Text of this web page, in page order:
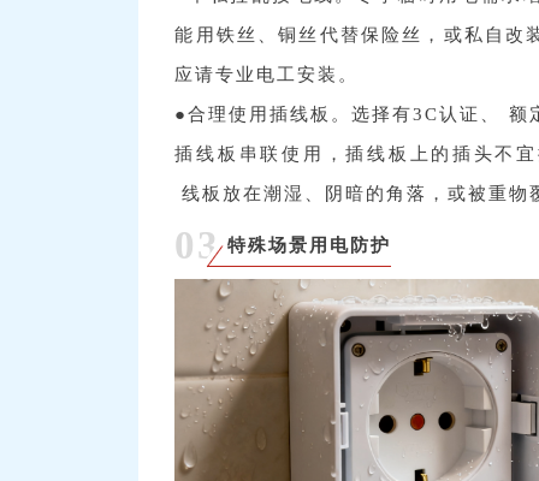
能用铁丝、铜丝代替保险丝，或私自改
应请专业电工安装。
●合理使用插线板。选择有3C认证、 额
插线板串联使用，插线板上的插头不
线板放在潮湿、阴暗的角落，或被重物
03 特殊场景用电防护